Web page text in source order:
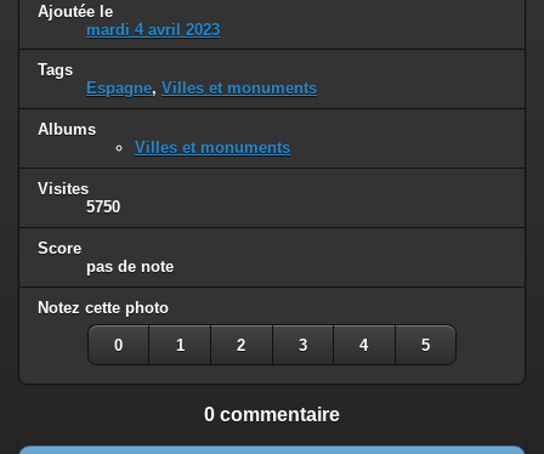
Ajoutée le
mardi 4 avril 2023
Tags
Espagne, Villes et monuments
Albums
Villes et monuments
Visites
5750
Score
pas de note
Notez cette photo
0 1 2 3 4 5
0 commentaire